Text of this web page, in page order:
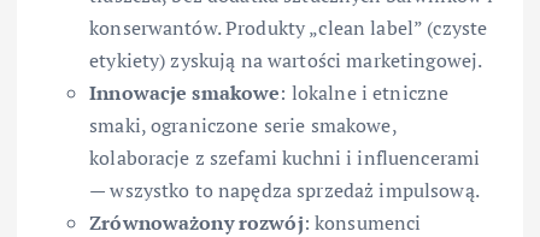
konserwantów. Produkty „clean label” (czyste
etykiety) zyskują na wartości marketingowej.
Innowacje smakowe: lokalne i etniczne
smaki, ograniczone serie smakowe,
kolaboracje z szefami kuchni i influencerami
— wszystko to napędza sprzedaż impulsową.
Zrównoważony rozwój: konsumenci